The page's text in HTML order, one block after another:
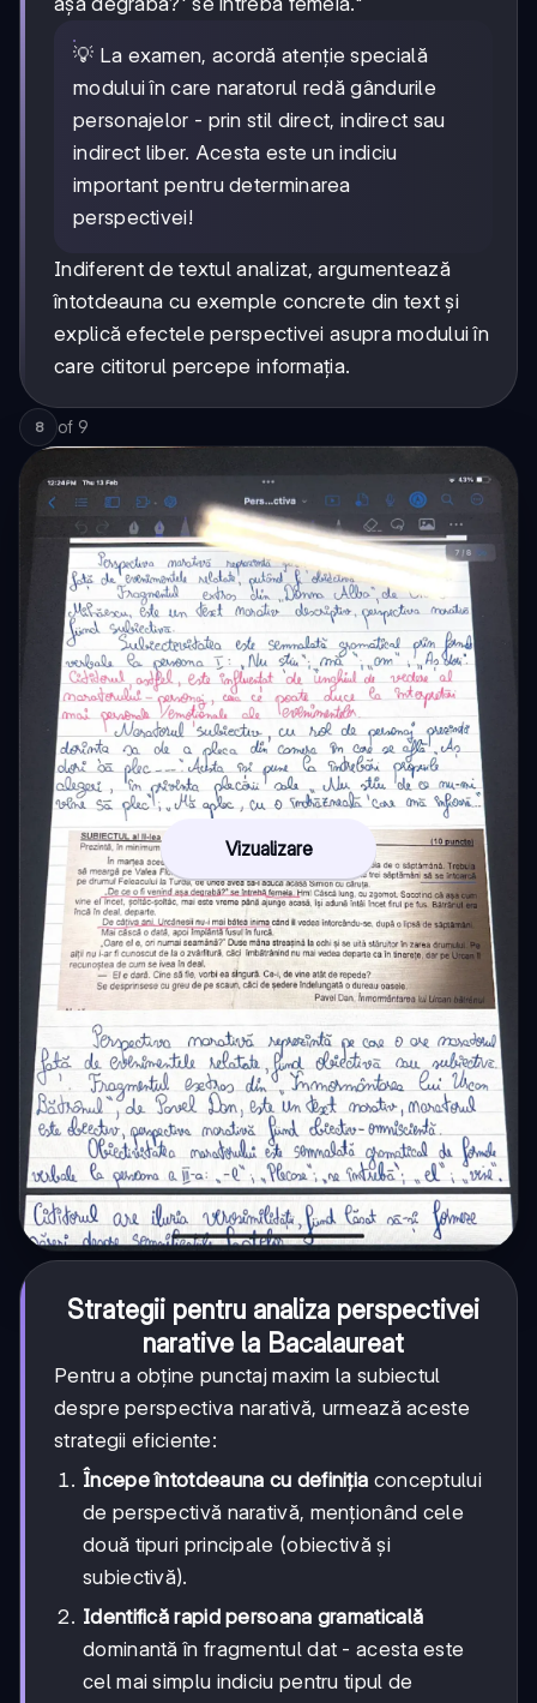
💡 La examen, acordă atenție specială
modului în care naratorul redă gândurile
personajelor - prin stil direct, indirect sau
indirect liber. Acesta este un indiciu
important pentru determinarea
perspectivei!
Indiferent de textul analizat, argumentează
întotdeauna cu exemple concrete din text și
explică efectele perspectivei asupra modului în
care cititorul percepe informația.
8 of 9
Vizualizare
Strategii pentru analiza perspectivei
narative la Bacalaureat
Pentru a obține punctaj maxim la subiectul
despre perspectiva narativă, urmează aceste
strategii eficiente:
Începe întotdeauna cu definiția conceptului
de perspectivă narativă, menționând cele
două tipuri principale (obiectivă și
subiectivă).
Identifică rapid persoana gramaticală
dominantă în fragmentul dat - acesta este
cel mai simplu indiciu pentru tipul de